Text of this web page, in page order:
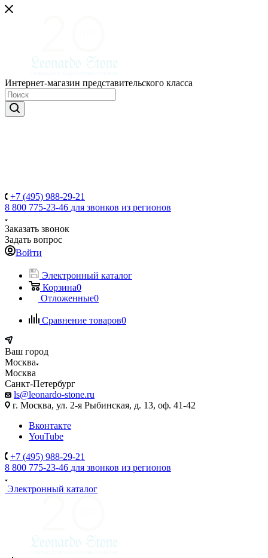
Интернет-магазин представительского класса
+7 (495) 988-29-21
8 800 775-23-46 для звонков из регионов
Заказать звонок
Задать вопрос
Войти
Электронный каталог
Корзина0
Отложенные0
Сравнение товаров0
Ваш город
Москва
Москва
Санкт-Петербург
ls@leonardo-stone.ru
г. Москва, ул. 2-я Рыбинская, д. 13, оф. 41-42
Вконтакте
YouTube
+7 (495) 988-29-21
8 800 775-23-46 для звонков из регионов
Электронный каталог